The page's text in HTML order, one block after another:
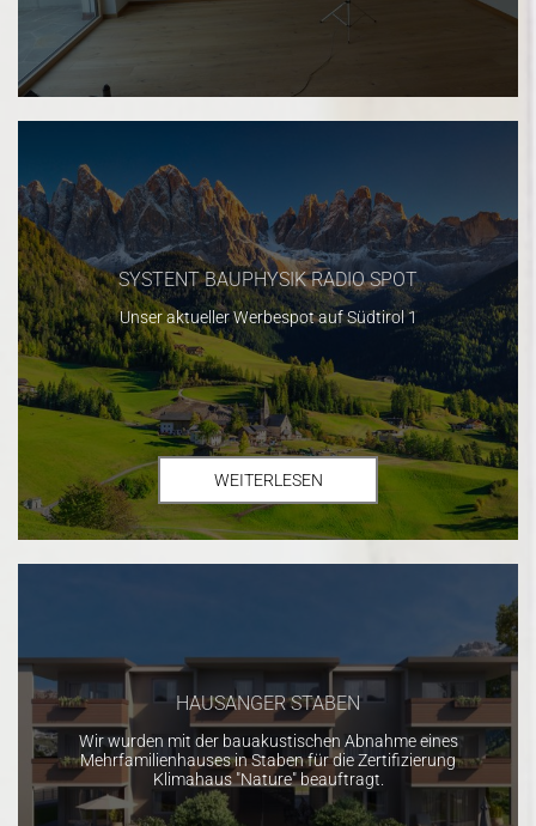
SYSTENT BAUPHYSIK RADIO SPOT
Unser aktueller Werbespot auf Südtirol 1
WEITERLESEN
HAUSANGER STABEN
Wir wurden mit der bauakustischen Abnahme eines
Mehrfamilienhauses in Staben für die Zertifizierung
Klimahaus "Nature" beauftragt.